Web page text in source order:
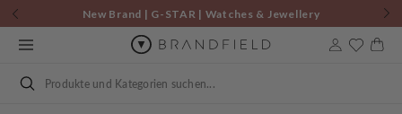
Zum
Inhalt
springen
New Brand | G-STAR | Watches & Jewellery
Suchen